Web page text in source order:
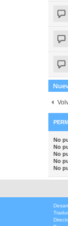
No
No
No
No
No